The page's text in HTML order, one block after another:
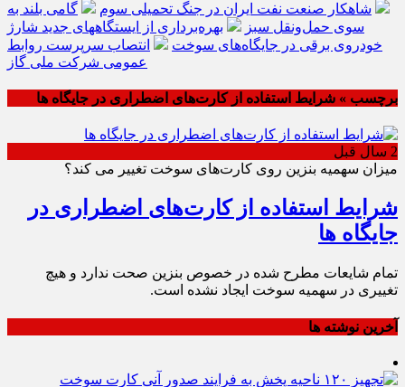
شاهکار صنعت نفت ایران در جنگ تحمیلی سوم
گامی بلند به
سوی حمل‌ونقل سبز
بهره‌برداری از ایستگاههای جدید شارژ
خودروی برقی در جایگاه‌های سوخت
انتصاب سرپرست روابط
عمومی شرکت ملی گاز
برچسب » شرایط استفاده از کارت‌های اضطراری در جایگاه ها
2 سال قبل
میزان سهمیه بنزین روی کارت‌های سوخت تغییر می کند؟
شرایط استفاده از کارت‌های اضطراری در
جایگاه ها
تمام شایعات مطرح شده در خصوص بنزین صحت ندارد و هیچ
تغییری در سهمیه سوخت ایجاد نشده است.
آخرین نوشته ها